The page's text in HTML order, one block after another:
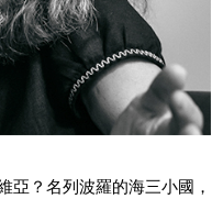
亞？名列波羅的海三小國，